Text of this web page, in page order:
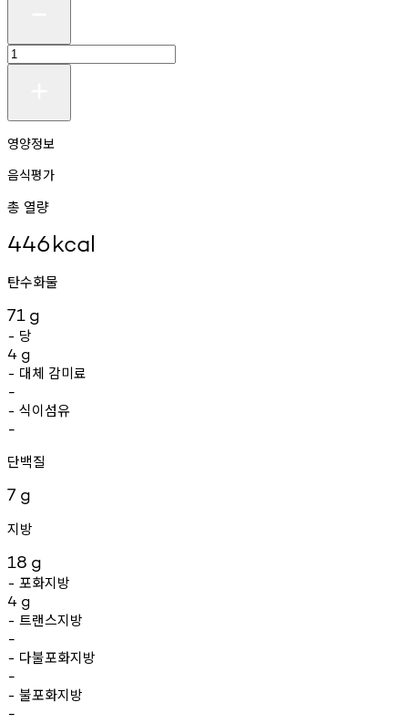
영양정보
음식평가
총 열량
446kcal
탄수화물
71 g
- 당
4 g
- 대체 감미료
-
- 식이섬유
-
단백질
7 g
지방
18 g
- 포화지방
4 g
- 트랜스지방
-
- 다불포화지방
-
- 불포화지방
-